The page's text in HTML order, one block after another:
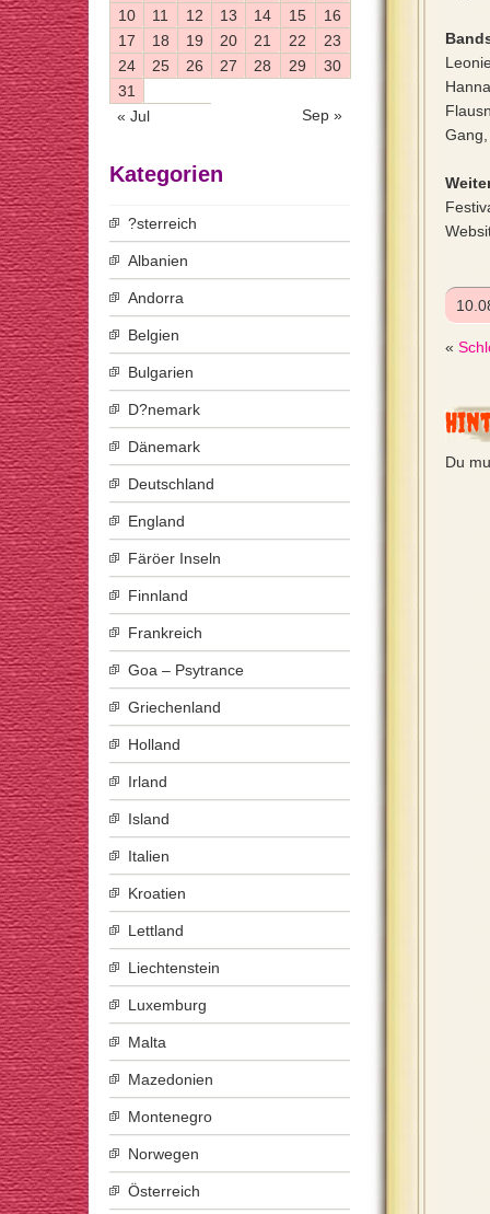
«
Du
« Jul Sep »
10
11 12 13 14 15
16
17
18 19 20 21 22
23
24
25 26 27 28 29
30
31
Kategorien
?sterreich
Albanien
Andorra
Belgien
Bulgarien
D?nemark
Dänemark
Deutschland
England
Färöer Inseln
Finnland
Frankreich
Goa – Psytrance
Griechenland
Holland
Irland
Island
Italien
Kroatien
Lettland
Liechtenstein
Luxemburg
Malta
Mazedonien
Montenegro
Norwegen
Österreich